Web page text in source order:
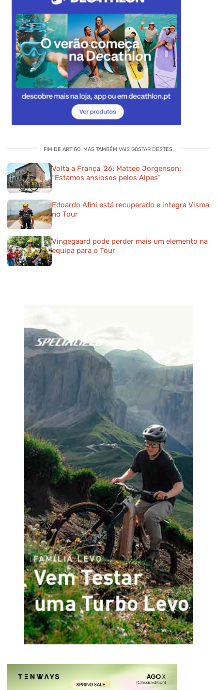
FIM DE ARTIGO. MAS TAMBÉM VAIS GOSTAR DESTES:
Volta a França ’26: Matteo Jorgenson:
“Estamos ansiosos pelos Alpes”
Edoardo Afini está recuperado e integra Visma
no Tour
Vingegaard pode perder mais um elemento na
equipa para o Tour